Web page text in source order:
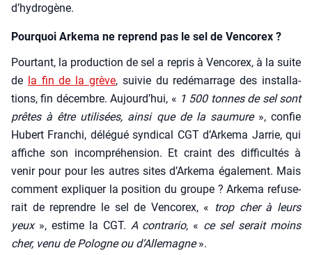
d’hy­dro­gène.
Pourquoi Arkema ne reprend pas le sel de Vencorex ?
Pour­tant, la pro­duc­tion de sel a repris à Ven­co­rex, à la suite
de la fin de la grève, sui­vie du redé­mar­rage des ins­tal­la­
tions, fin décembre. Aujourd’­hui, « 1 500 tonnes de sel sont
prêtes à être uti­li­sées, ain­si que de la sau­mure», confie
Hubert Fran­chi, délé­gué syn­di­cal CGT d’Ar­ke­ma Jar­rie, qui
affiche son incom­pré­hen­sion. Et craint des dif­fi­cul­tés à
venir pour pour les autres sites d’Ar­ke­ma éga­le­ment. Mais
com­ment expli­quer la posi­tion du groupe ? Arke­ma refu­se­
rait de reprendre le sel de Ven­co­rex, « trop cher à leurs
yeux», estime la CGT. A contra­rio, « ce sel serait moins
cher, venu de Pologne ou d’Al­le­magne».